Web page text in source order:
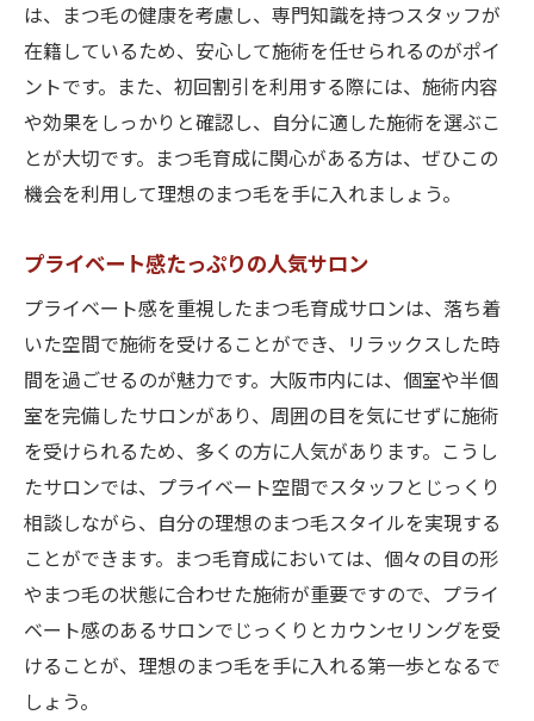
は、まつ毛の健康を考慮し、専門知識を持つスタッフが
在籍しているため、安心して施術を任せられるのがポイ
ントです。また、初回割引を利用する際には、施術内容
や効果をしっかりと確認し、自分に適した施術を選ぶこ
とが大切です。まつ毛育成に関心がある方は、ぜひこの
機会を利用して理想のまつ毛を手に入れましょう。
プライベート感たっぷりの人気サロン
プライベート感を重視したまつ毛育成サロンは、落ち着
いた空間で施術を受けることができ、リラックスした時
間を過ごせるのが魅力です。大阪市内には、個室や半個
室を完備したサロンがあり、周囲の目を気にせずに施術
を受けられるため、多くの方に人気があります。こうし
たサロンでは、プライベート空間でスタッフとじっくり
相談しながら、自分の理想のまつ毛スタイルを実現する
ことができます。まつ毛育成においては、個々の目の形
やまつ毛の状態に合わせた施術が重要ですので、プライ
ベート感のあるサロンでじっくりとカウンセリングを受
けることが、理想のまつ毛を手に入れる第一歩となるで
しょう。